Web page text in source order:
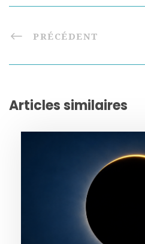
PRÉCÉDENT
Articles similaires